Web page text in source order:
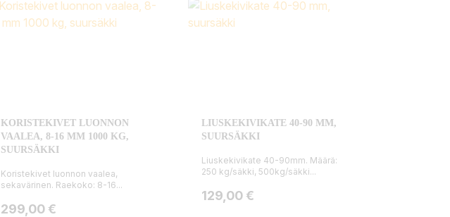
KORISTEKIVET LUONNON
VAALEA, 8-16 MM 1000 KG,
SUURSÄKKI
Koristekivet luonnon vaalea,
sekavärinen. Raekoko: 8-16...
Hinta
299,00 €
LIUSKEKIVIKATE 40-90 MM,
SUURSÄKKI
Liuskekivikate 40-90mm. Määrä:
250 kg/säkki, 500kg/säkki...
Hinta
129,00 €